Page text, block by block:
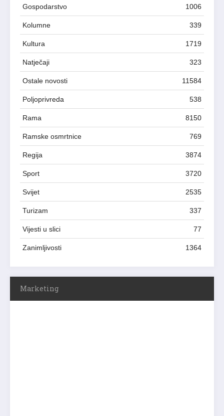
Gospodarstvo 1006
Kolumne 339
Kultura 1719
Natječaji 323
Ostale novosti 11584
Poljoprivreda 538
Rama 8150
Ramske osmrtnice 769
Regija 3874
Sport 3720
Svijet 2535
Turizam 337
Vijesti u slici 77
Zanimljivosti 1364
Marketing